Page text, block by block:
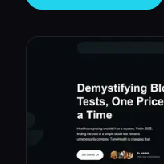
Todas las categorías